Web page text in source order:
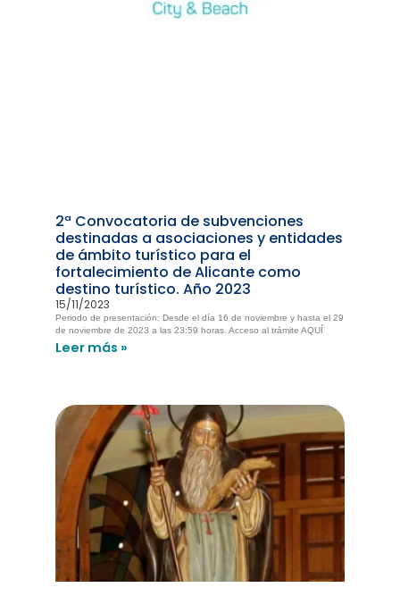
2ª Convocatoria de subvenciones
destinadas a asociaciones y entidades
de ámbito turístico para el
fortalecimiento de Alicante como
destino turístico. Año 2023
15/11/2023
Periodo de presentación: Desde el día 16 de noviembre y hasta el 29
de noviembre de 2023 a las 23:59 horas. Acceso al trámite AQUÍ
Leer más »